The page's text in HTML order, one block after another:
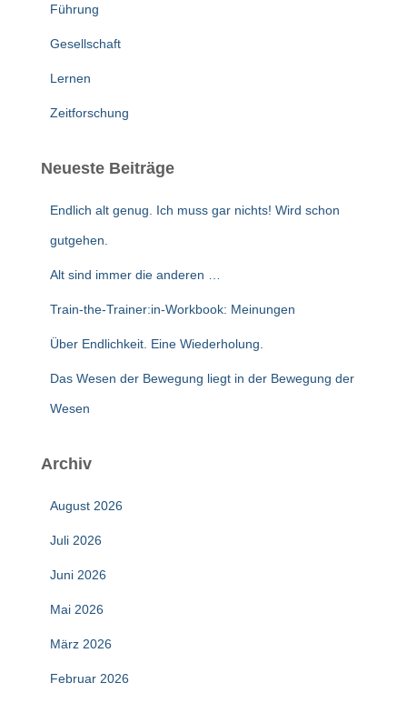
Führung
Gesellschaft
Lernen
Zeitforschung
Neueste Beiträge
Endlich alt genug. Ich muss gar nichts! Wird schon
gutgehen.
Alt sind immer die anderen …
Train-the-Trainer:in-Workbook: Meinungen
Über Endlichkeit. Eine Wiederholung.
Das Wesen der Bewegung liegt in der Bewegung der
Wesen
Archiv
August 2026
Juli 2026
Juni 2026
Mai 2026
März 2026
Februar 2026